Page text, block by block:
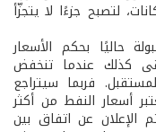
لتصبح جزءًا لا يتجزّأ
حاليًا بحكم الأسعار
كذلك عندما تنخفض
فربما سيتراجع
أسعار النفط من أكثر
الإعلان عن اتفاق بين